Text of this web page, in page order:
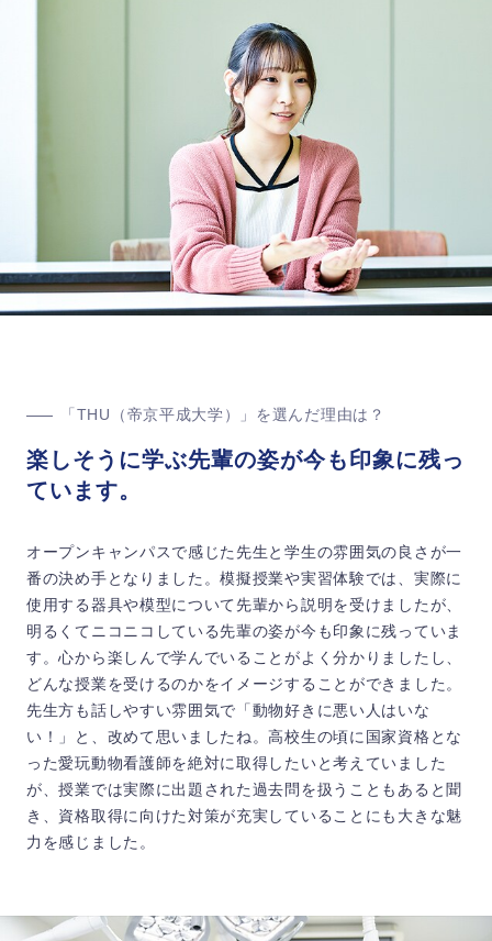
「THU（帝京平成大学）」を選んだ理由は？
楽しそうに学ぶ先輩の姿が今も印象に残っ
ています。
オープンキャンパスで感じた先生と学生の雰囲気の良さが一
番の決め手となりました。模擬授業や実習体験では、実際に
使用する器具や模型について先輩から説明を受けましたが、
明るくてニコニコしている先輩の姿が今も印象に残っていま
す。心から楽しんで学んでいることがよく分かりましたし、
どんな授業を受けるのかをイメージすることができました。
先生方も話しやすい雰囲気で「動物好きに悪い人はいな
い！」と、改めて思いましたね。高校生の頃に国家資格とな
った愛玩動物看護師を絶対に取得したいと考えていました
が、授業では実際に出題された過去問を扱うこともあると聞
き、資格取得に向けた対策が充実していることにも大きな魅
力を感じました。